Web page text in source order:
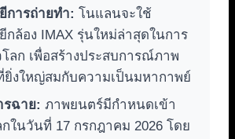
การถ่ายทำ: โนแลนจะใช้
กล้อง IMAX รุ่นใหม่ล่าสุดในการ
ลก เพื่อสร้างประสบการณ์ภาพ
ยิ่งใหญ่สมกับความเป็นมหากาพย์
ฉาย: ภาพยนตร์มีกำหนดเข้า
ในวันที่ 17 กรกฎาคม 2026 โดย